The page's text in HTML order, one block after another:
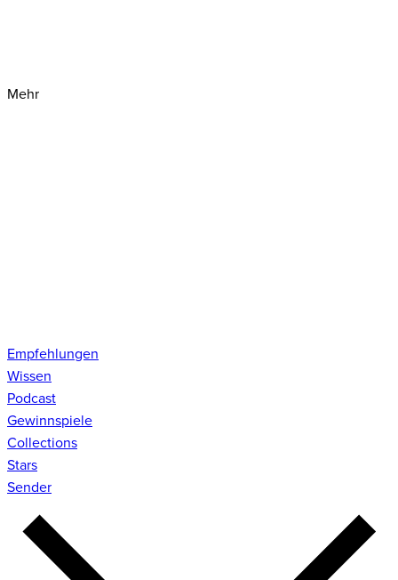
Mehr
Empfehlungen
Wissen
Podcast
Gewinnspiele
Collections
Stars
Sender